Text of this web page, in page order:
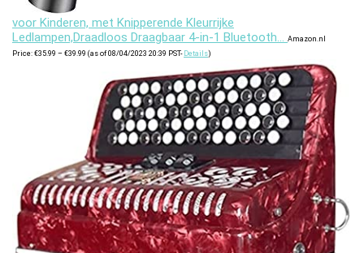
voor Kinderen, met Knipperende Kleurrijke
Ledlampen,Draadloos Draagbaar 4-in-1 Bluetooth… Amazon.nl
Price: €35.99 – €39.99
Price
range:
(as of 08/04/2023 20:39 PST- Details)